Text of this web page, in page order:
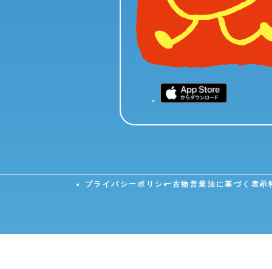
プライバシーポリシー古物営業法に基づく表示